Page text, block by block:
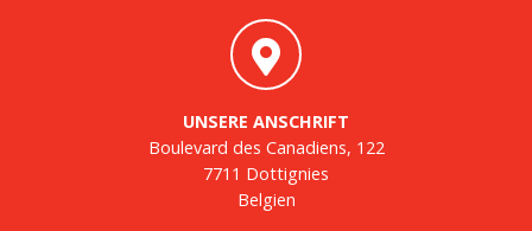
UNSERE ANSCHRIFT
Boulevard des Canadiens, 122
7711 Dottignies
Belgien